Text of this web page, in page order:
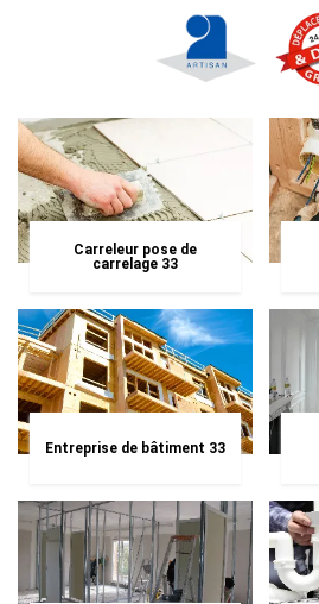
Carreleur pose de
carrelage 33
Entreprise de bâtiment 33